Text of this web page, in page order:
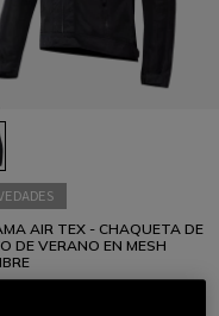
AIR TEX - CHAQUETA DE
DE VERANO EN MESH